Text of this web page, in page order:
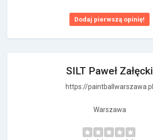
Dodaj pierwszą opinię!
SILT Paweł Załęcki
https://paintballwarszawa.pl
Warszawa